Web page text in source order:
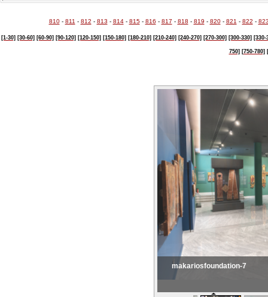
810- 811 - 812 - 813 - 814- 815- 816 - 817 - 818 - 819 - 820- 821 - 822 -
[1-30] [30-60] [60-90] [90-120] [120-150] [150-180] [180-210] [210-240] [240-270] [270-300] [300-330] [330-
750] [750-780]
makariosfoundation-7